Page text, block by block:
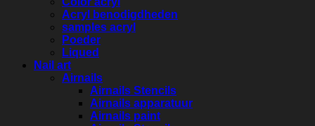
Acryl benodigdheden
samples acryl
Poeder
Liqued
Nail art
Airnails
Airnails Stencils
Airnails apparatuur
Airnails paint